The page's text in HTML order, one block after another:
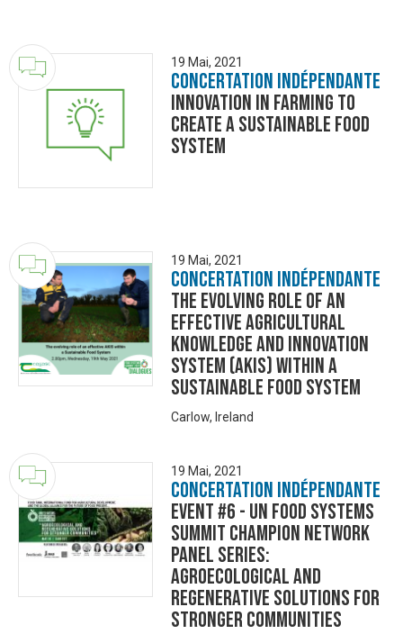
19 Mai, 2021
Concertation Indépendante
Innovation in Farming to
Create a Sustainable Food
System
19 Mai, 2021
Concertation Indépendante
The evolving role of an
effective Agricultural
Knowledge and Innovation
System (AKIS) within a
sustainable food system
Carlow, Ireland
19 Mai, 2021
Concertation Indépendante
Event #6 - UN Food Systems
Summit Champion Network
Panel Series:
Agroecological and
Regenerative Solutions for
Stronger Communities